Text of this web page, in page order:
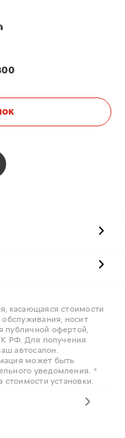
касающаяся стоимости
обслуживания, носит
публичной офертой,
РФ. Для получения
автосалон.
может быть
уведомления. *
стоимости установки.